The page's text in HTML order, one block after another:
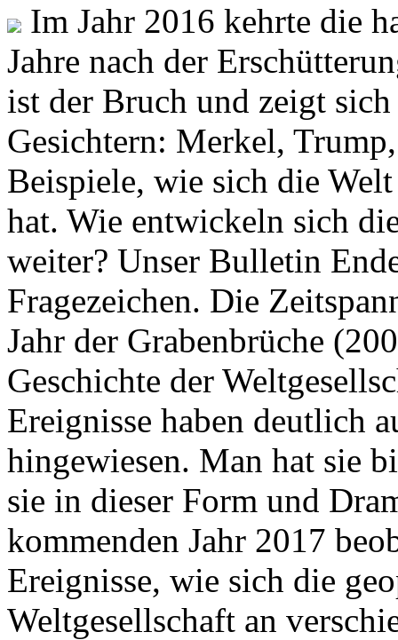
Im Jahr 2016 kehrte die
Jahre nach der
ist der Bruch und zeigt
Gesichtern: Merkel,
Beispiele, wie sich die
hat. Wie entwickeln sich
weiter? Unser Bulletin
Fragezeichen. Die
Jahr der Grabenbrüche
Geschichte der
Ereignisse haben deutlich
hingewiesen. Man hat sie
sie in dieser Form und
kommenden Jahr 2017
Ereignisse, wie sich die
Weltgesellschaft an